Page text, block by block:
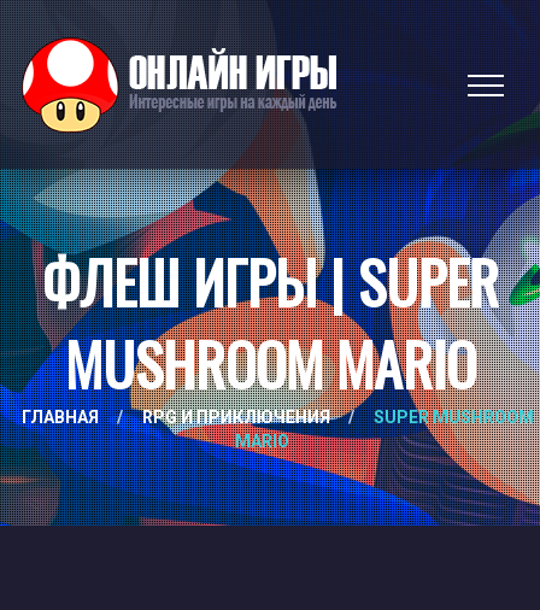
ФЛЕШ ИГРЫ | SUPER
MUSHROOM MARIO
ГЛАВНАЯ / RPG И ПРИКЛЮЧЕНИЯ /
SUPER MUSHROOM
MARIO